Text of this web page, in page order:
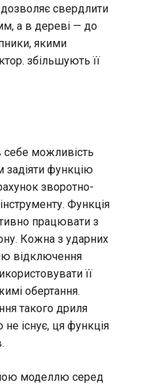
свердлити
а в дереві — до
якими
збільшують її
можливість
задіяти функцію
зворотно-
Функція
працювати з
Кожна з ударних
відключення
її
обертання.
такого дриля
існує, ця функція
моделлю серед